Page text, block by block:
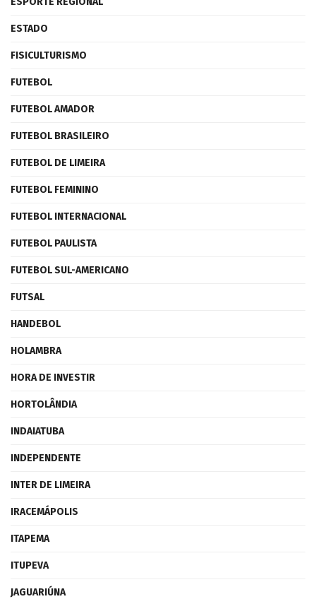
ESTADO
FISICULTURISMO
FUTEBOL
FUTEBOL AMADOR
FUTEBOL BRASILEIRO
FUTEBOL DE LIMEIRA
FUTEBOL FEMININO
FUTEBOL INTERNACIONAL
FUTEBOL PAULISTA
FUTEBOL SUL-AMERICANO
FUTSAL
HANDEBOL
HOLAMBRA
HORA DE INVESTIR
HORTOLÂNDIA
INDAIATUBA
INDEPENDENTE
INTER DE LIMEIRA
IRACEMÁPOLIS
ITAPEMA
ITUPEVA
JAGUARIÚNA